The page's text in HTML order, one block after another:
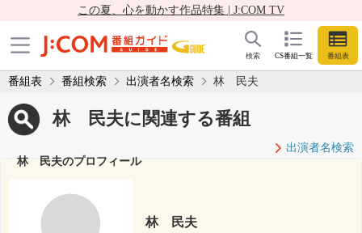
この夏、心を動かす作品特集 | J:COM TV
CS番組一覧 番組表
検索
番組表 番組検索 出演者名検索 林 民夫
林 民夫に関連する番組
出演者名検索
林 民夫のプロフィール
林 民夫